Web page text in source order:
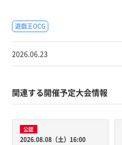
遊戯王OCG
2026.06.23
関連する開催予定大会情報
公認
2026.08.08（土）16:00